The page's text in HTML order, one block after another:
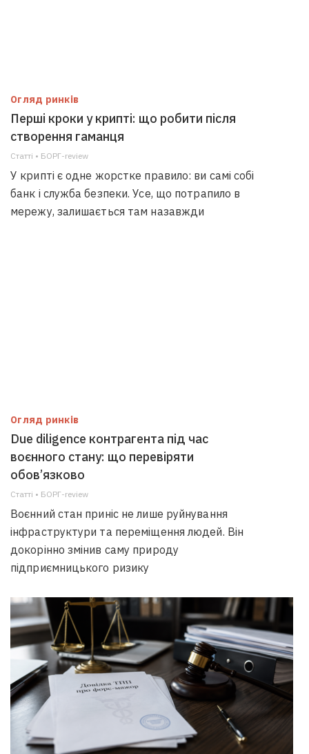
Огляд ринків
Перші кроки у крипті: що робити після
створення гаманця
Статті • БОРГ-review
У крипті є одне жорстке правило: ви самі собі
банк і служба безпеки. Усе, що потрапило в
мережу, залишається там назавжди
Огляд ринків
Due diligence контрагента під час
воєнного стану: що перевіряти
обов’язково
Статті • БОРГ-review
Воєнний стан приніс не лише руйнування
інфраструктури та переміщення людей. Він
докорінно змінив саму природу
підприємницького ризику